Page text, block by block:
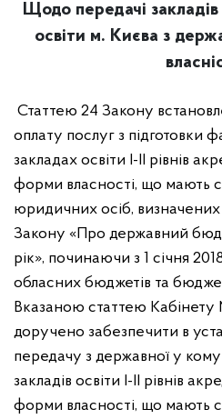
Щодо передачі
освіти м. Києва з
Статтею 24 Закону
оплату послуг з підготовки
закладах освіти I-II рівнів
форми власності, що мають
юридичних осіб,
Закону «Про державний
рік», починаючи з 1 січня
обласних бюджетів та
Вказаною статтею Кабінету
доручено забезпечити в
передачу з державної у
закладів освіти I-II рівнів
форми власності, що мають